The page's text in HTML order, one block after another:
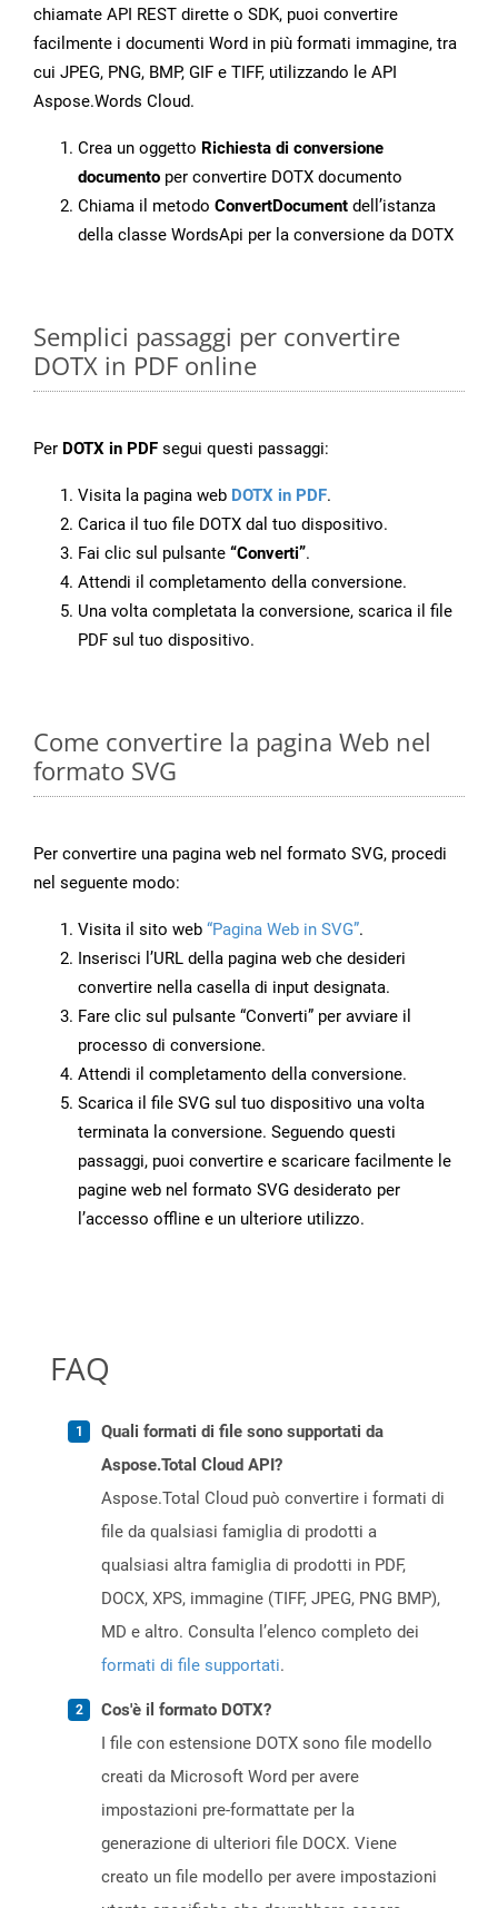
chiamate API REST dirette o SDK, puoi convertire
facilmente i documenti Word in più formati immagine, tra
cui JPEG, PNG, BMP, GIF e TIFF, utilizzando le API
Aspose.Words Cloud.
Crea un oggetto Richiesta di conversione
documento per convertire DOTX documento
Chiama il metodo ConvertDocument dell’istanza
della classe WordsApi per la conversione da DOTX
Semplici passaggi per convertire
DOTX in PDF online
Per DOTX in PDF segui questi passaggi:
Visita la pagina web DOTX in PDF.
Carica il tuo file DOTX dal tuo dispositivo.
Fai clic sul pulsante “Converti”.
Attendi il completamento della conversione.
Una volta completata la conversione, scarica il file
PDF sul tuo dispositivo.
Come convertire la pagina Web nel
formato SVG
Per convertire una pagina web nel formato SVG, procedi
nel seguente modo:
Visita il sito web “Pagina Web in SVG”.
Inserisci l’URL della pagina web che desideri
convertire nella casella di input designata.
Fare clic sul pulsante “Converti” per avviare il
processo di conversione.
Attendi il completamento della conversione.
Scarica il file SVG sul tuo dispositivo una volta
terminata la conversione. Seguendo questi
passaggi, puoi convertire e scaricare facilmente le
pagine web nel formato SVG desiderato per
l’accesso offline e un ulteriore utilizzo.
FAQ
Quali formati di file sono supportati da
Aspose.Total Cloud API?
Aspose.Total Cloud può convertire i formati di
file da qualsiasi famiglia di prodotti a
qualsiasi altra famiglia di prodotti in PDF,
DOCX, XPS, immagine (TIFF, JPEG, PNG BMP),
MD e altro. Consulta l’elenco completo dei
formati di file supportati.
Cos'è il formato DOTX?
I file con estensione DOTX sono file modello
creati da Microsoft Word per avere
impostazioni pre-formattate per la
generazione di ulteriori file DOCX. Viene
creato un file modello per avere impostazioni